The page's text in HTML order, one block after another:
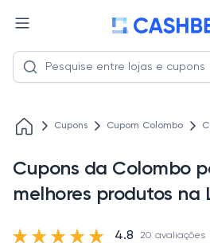
Cupons Cupom Colombo
Cupons da Colombo
melhores produtos na
4.8 20 avaliações